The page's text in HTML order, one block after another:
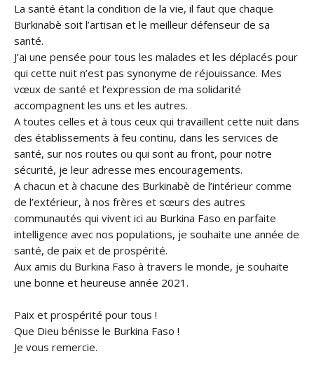
La santé étant la condition de la vie, il faut que chaque
Burkinabè soit l’artisan et le meilleur défenseur de sa
santé.
J’ai une pensée pour tous les malades et les déplacés pour
qui cette nuit n’est pas synonyme de réjouissance. Mes
vœux de santé et l’expression de ma solidarité
accompagnent les uns et les autres.
A toutes celles et à tous ceux qui travaillent cette nuit dans
des établissements à feu continu, dans les services de
santé, sur nos routes ou qui sont au front, pour notre
sécurité, je leur adresse mes encouragements.
A chacun et à chacune des Burkinabè de l’intérieur comme
de l’extérieur, à nos frères et sœurs des autres
communautés qui vivent ici au Burkina Faso en parfaite
intelligence avec nos populations, je souhaite une année de
santé, de paix et de prospérité.
Aux amis du Burkina Faso à travers le monde, je souhaite
une bonne et heureuse année 2021.
Paix et prospérité pour tous !
Que Dieu bénisse le Burkina Faso !
Je vous remercie.